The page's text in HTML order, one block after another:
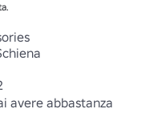
avere abbastanza